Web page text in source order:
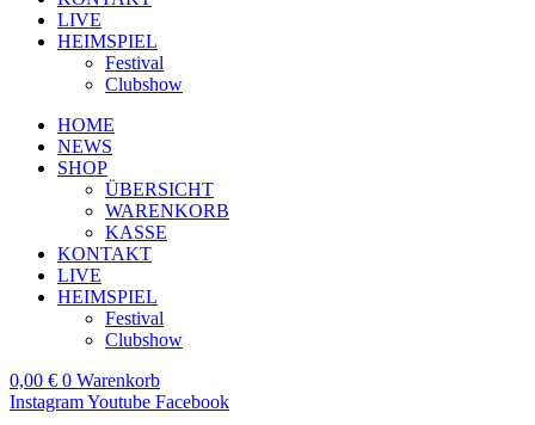
LIVE
HEIMSPIEL
Festival
Clubshow
HOME
NEWS
SHOP
ÜBERSICHT
WARENKORB
KASSE
KONTAKT
LIVE
HEIMSPIEL
Festival
Clubshow
0,00 € 0 Warenkorb
InstagramYoutube Facebook